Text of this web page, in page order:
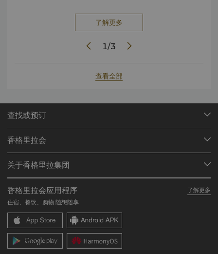
了解更多
1/3
查看全部
查找或预订
查找预订
餐厅与酒吧
香格里拉会
加入香格里拉会
常见问题
联络我们
关于香格里拉集团
我们的酒店品牌
香格里拉中心
香格里拉公寓
联系方式
职业发展
企业社会责任
新闻稿
香格里拉会应用程序
了解更多
住宿、餐饮、购物 随想随享